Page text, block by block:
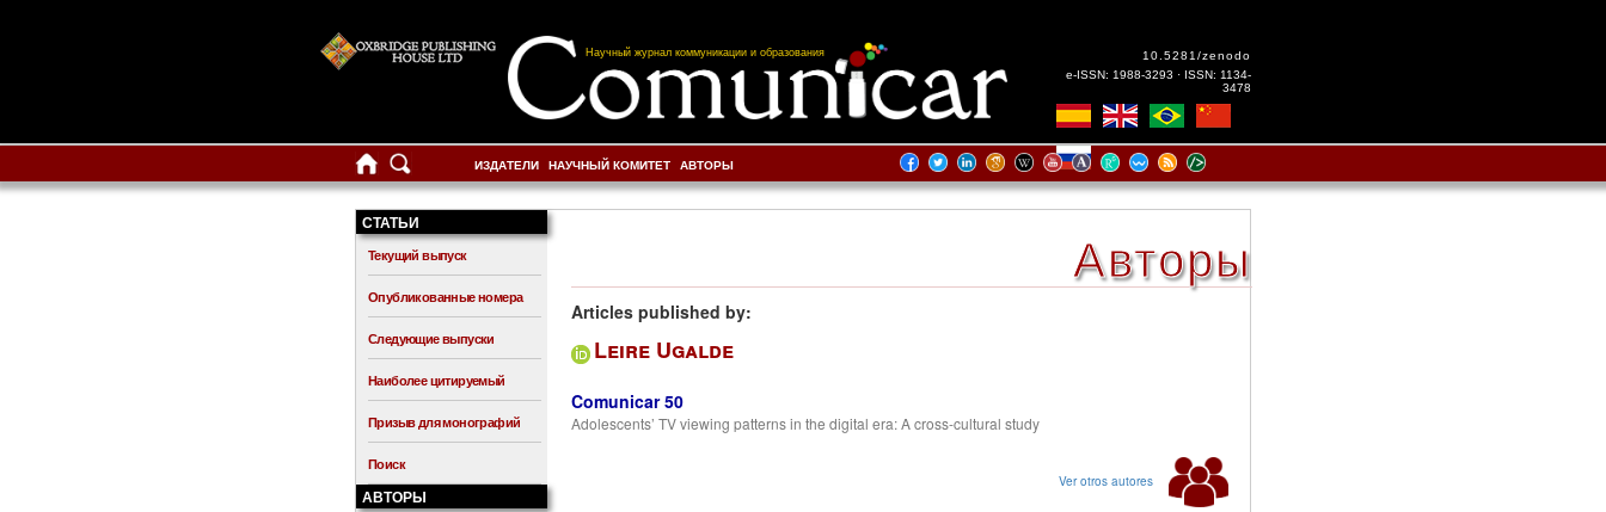
Научный журнал коммуникации и образования
10.5281/zenodo
e-ISSN: 1988-3293 · ISSN: 1134-
3478
ИЗДАТЕЛИ НАУЧНЫЙ КОМИТЕТ АВТОРЫ
СТАТЬИ
Текущий выпуск
Опубликованные номера
Следующие выпуски
Наиболее цитируемый
Призыв для монографий
Поиск
АВТОРЫ
Авторы
Articles published by:
Leire Ugalde
Comunicar 50
Adolescents’ TV viewing patterns in the digital era: A cross-cultural study
Ver otros autores